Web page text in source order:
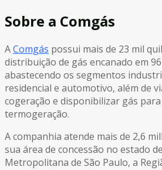
Sobre a Comgás
AComgás possui mais de 23 mil
distribuição de gás encanado em
abastecendo os segmentos
residencial e automotivo, além de
cogeração e disponibilizar gás
termogeração.
A companhia atende mais de 2,6
sua área de concessão no estado
Metropolitana de São Paulo, a